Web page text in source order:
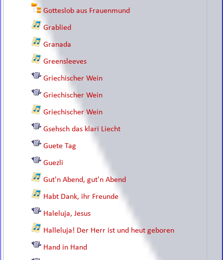
Gotteslob aus Frauenmund
Grablied
Granada
Greensleeves
Griechischer Wein
Griechischer Wein
Griechischer Wein
Gsehsch das klari Liecht
Guete Tag
Guezli
Gut'n Abend, gut'n Abend
Habt Dank, ihr Freunde
Haleluja, Jesus
Halleluja! Der Herr ist und heut geboren
Hand in Hand